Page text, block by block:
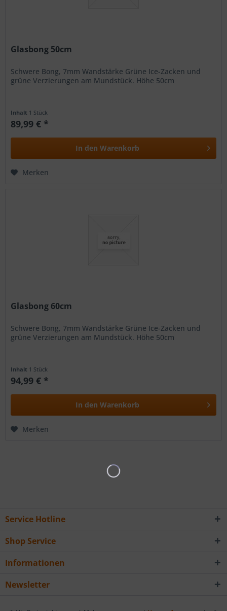
Glasbong 50cm
Schwere Bong, 7mm Wandstärke Grüne Ice-Zacken und
grüne Verzierungen am Mundstück. Höhe 50cm
Inhalt 1 Stück
89,99 € *
In den Warenkorb
Merken
Glasbong 60cm
Schwere Bong, 7mm Wandstärke Grüne Ice-Zacken und
grüne Verzierungen am Mundstück. Höhe 50cm
Inhalt 1 Stück
94,99 € *
In den Warenkorb
Merken
Service Hotline
Shop Service
Informationen
Newsletter